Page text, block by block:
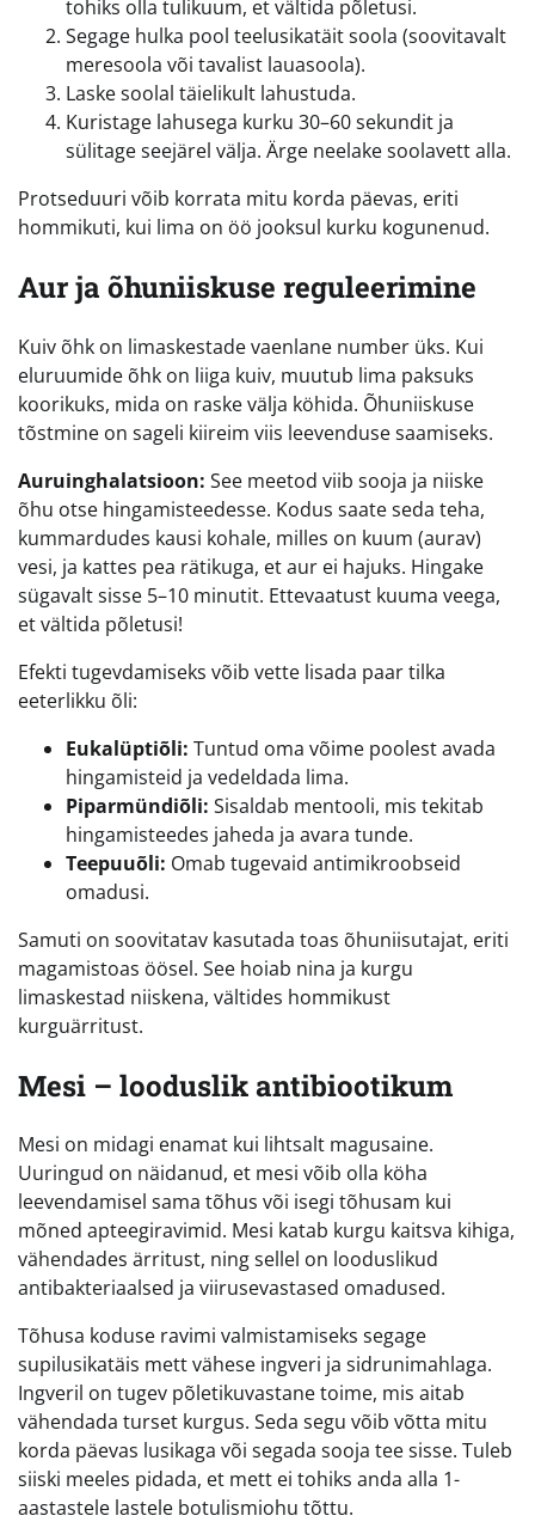
tohiks olla tulikuum, et vältida põletusi.
Segage hulka pool teelusikatäit soola (soovitavalt
meresoola või tavalist lauasoola).
Laske soolal täielikult lahustuda.
Kuristage lahusega kurku 30–60 sekundit ja
sülitage seejärel välja. Ärge neelake soolavett alla.
Protseduuri võib korrata mitu korda päevas, eriti
hommikuti, kui lima on öö jooksul kurku kogunenud.
Aur ja õhuniiskuse reguleerimine
Kuiv õhk on limaskestade vaenlane number üks. Kui
eluruumide õhk on liiga kuiv, muutub lima paksuks
koorikuks, mida on raske välja köhida. Õhuniiskuse
tõstmine on sageli kiireim viis leevenduse saamiseks.
Auruinghalatsioon: See meetod viib sooja ja niiske
õhu otse hingamisteedesse. Kodus saate seda teha,
kummardudes kausi kohale, milles on kuum (aurav)
vesi, ja kattes pea rätikuga, et aur ei hajuks. Hingake
sügavalt sisse 5–10 minutit. Ettevaatust kuuma veega,
et vältida põletusi!
Efekti tugevdamiseks võib vette lisada paar tilka
eeterlikku õli:
Eukalüptiõli: Tuntud oma võime poolest avada
hingamisteid ja vedeldada lima.
Piparmündiõli: Sisaldab mentooli, mis tekitab
hingamisteedes jaheda ja avara tunde.
Teepuuõli: Omab tugevaid antimikroobseid
omadusi.
Samuti on soovitatav kasutada toas õhuniisutajat, eriti
magamistoas öösel. See hoiab nina ja kurgu
limaskestad niiskena, vältides hommikust
kurguärritust.
Mesi – looduslik antibiootikum
Mesi on midagi enamat kui lihtsalt magusaine.
Uuringud on näidanud, et mesi võib olla köha
leevendamisel sama tõhus või isegi tõhusam kui
mõned apteegiravimid. Mesi katab kurgu kaitsva kihiga,
vähendades ärritust, ning sellel on looduslikud
antibakteriaalsed ja viirusevastased omadused.
Tõhusa koduse ravimi valmistamiseks segage
supilusikatäis mett vähese ingveri ja sidrunimahlaga.
Ingveril on tugev põletikuvastane toime, mis aitab
vähendada turset kurgus. Seda segu võib võtta mitu
korda päevas lusikaga või segada sooja tee sisse. Tuleb
siiski meeles pidada, et mett ei tohiks anda alla 1-
aastastele lastele botulismiohu tõttu.